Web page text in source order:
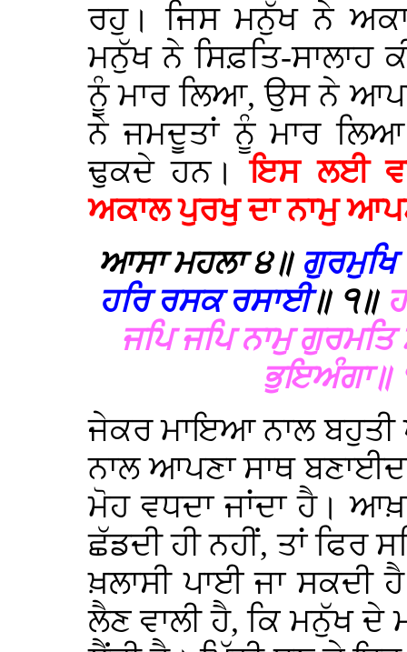
ਰਹੁ। ਜਿਸ ਮਨੁੱਖ ਨੇ
ਮਨੁੱਖ ਨੇ ਸਿਫ਼ਤਿ-ਸਾਲਾਹ
ਨੂੰ ਮਾਰ ਲਿਆ, ਉਸ ਨੇ
ਨੇ ਜਮਦੂਤਾਂ ਨੂੰ ਮਾਰ
ਢੁਕਦੇ ਹਨ।ਇਸ ਲਈ
ਅਕਾਲ ਪੁਰਖੁ ਦਾ ਨਾਮੁ
ਆਸਾ ਮਹਲਾ ੪॥ ਗੁਰਮੁਖਿ
ਹਰਿ ਰਸਕ ਰਸਾਈ॥ ੧॥
ਜਪਿ ਜਪਿ ਨਾਮੁ
ਭੁਇਅੰਗਾ॥
ਜੇਕਰ ਮਾਇਆ ਨਾਲ ਬਹੁਤੀ
ਨਾਲ ਆਪਣਾ ਸਾਥ
ਮੋਹ ਵਧਦਾ ਜਾਂਦਾ ਹੈ।
ਛੱਡਦੀ ਹੀ ਨਹੀਂ, ਤਾਂ ਫਿਰ
ਖ਼ਲਾਸੀ ਪਾਈ ਜਾ
ਲੈਣ ਵਾਲੀ ਹੈ, ਕਿ ਮਨੁੱਖ ਦੇ